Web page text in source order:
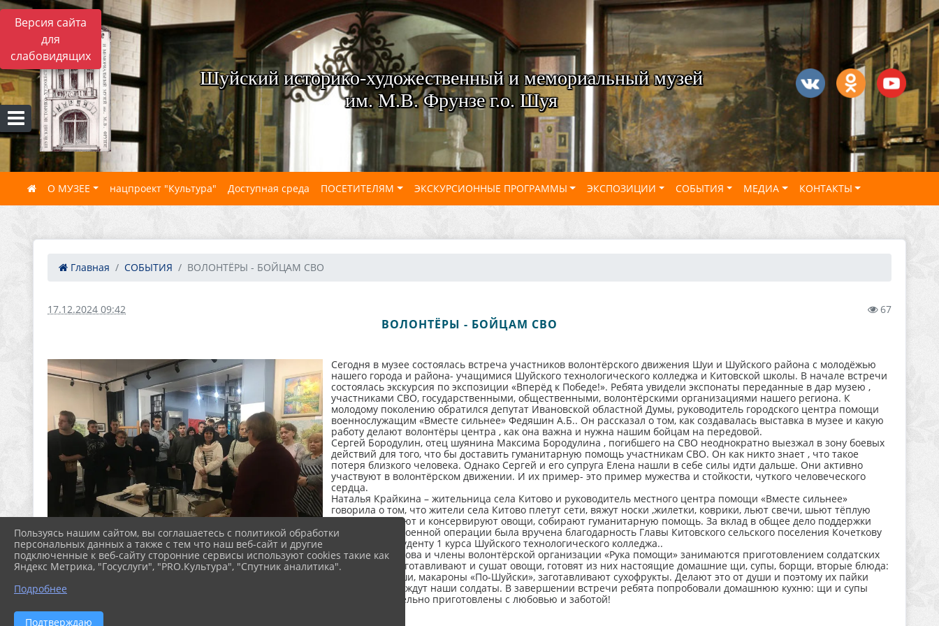
Версия сайта
для
слабовидящих
Шуйский историко-художественный и мемориальный музей
им. М.В. Фрунзе г.о. Шуя
О МУЗЕЕ нацпроект "Культура" Доступная среда ПОСЕТИТЕЛЯМ ЭКСКУРСИОННЫЕ ПРОГРАММЫ ЭКСПОЗИЦИИ СОБЫТИЯ МЕДИА КОНТАКТЫ
Главная СОБЫТИЯ ВОЛОНТЁРЫ - БОЙЦАМ СВО
17.12.2024 09:42 67
ВОЛОНТЁРЫ - БОЙЦАМ СВО
Сегодня в музее состоялась встреча участников волонтёрского движения Шуи и Шуйского района с молодёжью
нашего города и района- учащимися Шуйского технологического колледжа и Китовской школы. В начале встречи
состоялась экскурсия по экспозиции «Вперёд к Победе!». Ребята увидели экспонаты переданные в дар музею ,
участниками СВО, государственными, общественными, волонтёрскими организациями нашего региона. К
молодому поколению обратился депутат Ивановской областной Думы, руководитель городского центра помощи
военнослужащим «Вместе сильнее» Федяшин А.Б.. Он рассказал о том, как создавалась выставка в музее и какую
работу делают волонтёры центра , как она важна и нужна нашим бойцам на передовой.
Сергей Бородулин, отец шуянина Максима Бородулина , погибшего на СВО неоднократно выезжал в зону боевых
действий для того, что бы доставить гуманитарную помощь участникам СВО. Он как никто знает , что такое
потеря близкого человека. Однако Сергей и его супруга Елена нашли в себе силы идти дальше. Они активно
участвуют в волонтёрском движении. И их пример- это пример мужества и стойкости, чуткого человеческого
сердца.
Наталья Крайкина – жительница села Китово и руководитель местного центра помощи «Вместе сильнее»
говорила о том, что жители села Китово плетут сети, вяжут носки ,жилетки, коврики, льют свечи, шьют тёплую
одежду, запасают и консервируют овощи, собирают гуманитарную помощь. За вклад в общее дело поддержки
Специальной военной операции была вручена благодарность Главы Китовского сельского поселения Кочеткову
Владиславу, студенту 1 курса Шуйского технологического колледжа..
Наталья Шувалова и члены волонтёрской организации «Рука помощи» занимаются приготовлением солдатских
пайков. Они заготавливают и сушат овощи, готовят из них настоящие домашние щи, супы, борщи, вторые блюда:
различные каши, макароны «По-Шуйски», заготавливают сухофрукты. Делают это от души и поэтому их пайки
очень любят и ждут наши солдаты. В завершении встречи ребята попробовали домашнюю кухню: щи и супы
.Они действительно приготовлены с любовью и заботой!
Пользуясь нашим сайтом, вы соглашаетесь с политикой обработки
персональных данных а также с тем что наш веб-сайт и другие
подключенные к веб-сайту сторонние сервисы используют cookies такие как
Яндекс Метрика, "Госуслуги", "PRO.Культура", "Спутник аналитика".
Подробнее
Подтверждаю